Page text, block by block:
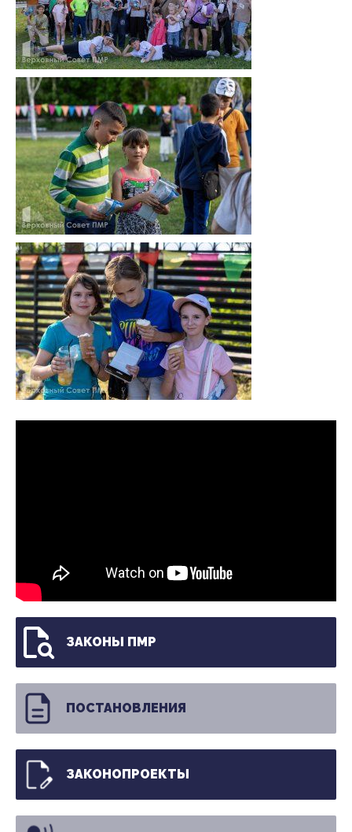
ЗАКОНЫ ПМР
ПОСТАНОВЛЕНИЯ
ЗАКОНОПРОЕКТЫ